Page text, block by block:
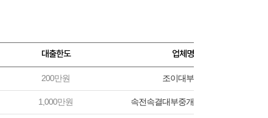
대출한도 업체명
200만원 조이대부
1,000만원 속전속결대부중개